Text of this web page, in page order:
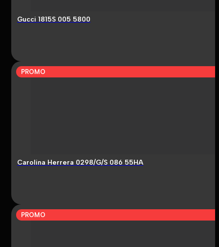
Gucci 1815S 005 5800
PROMO
Carolina Herrera 0298/G/S 086 55HA
PROMO